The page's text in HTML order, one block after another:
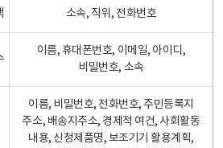
소속, 직위, 전화번호
이름, 휴대폰번호, 이메일, 아이디,
비밀번호, 소속
이름, 비밀번호, 전화번호, 주민등록지
주소, 배송지주소, 경제적 여건, 사회활동
내용, 신청제품명, 보조기기 활용계획,